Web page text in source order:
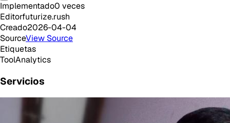
Implementado0 veces
Editorfuturize.rush
Creado2026-04-04
SourceView Source
Etiquetas
ToolAnalytics
Servicios